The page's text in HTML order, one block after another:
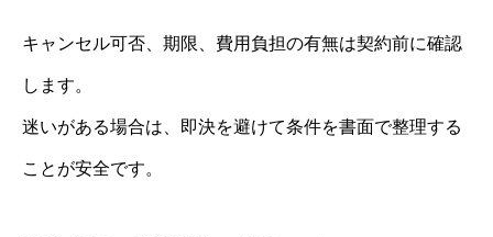
キャンセル可否、期限、費用負担の有無は契約前に確認
します。
迷いがある場合は、即決を避けて条件を書面で整理する
ことが安全です。